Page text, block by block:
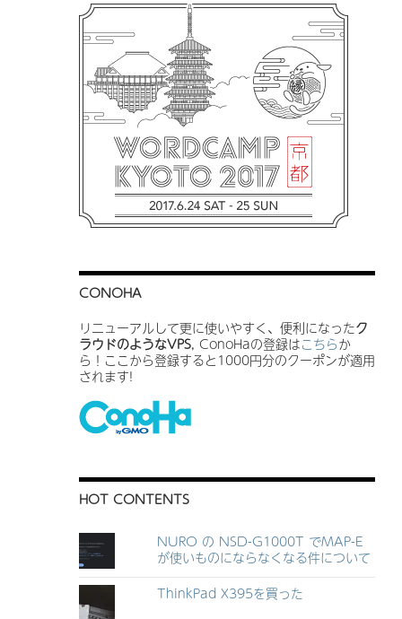
CONOHA
リニューアルして更に使いやすく、便利になったク
ラウドのようなVPS, ConoHaの登録はこちらか
ら！ここから登録すると1000円分のクーポンが適用
されます!
HOT CONTENTS
NURO の NSD-G1000T でMAP-E
が使いものにならなくなる件について
ThinkPad X395を買った